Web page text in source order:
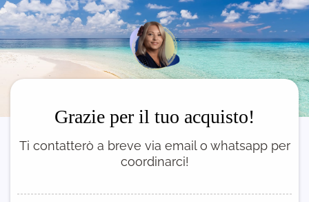
Grazie per il tuo acquisto!
Ti contatterò a breve via email o whatsapp per
coordinarci!